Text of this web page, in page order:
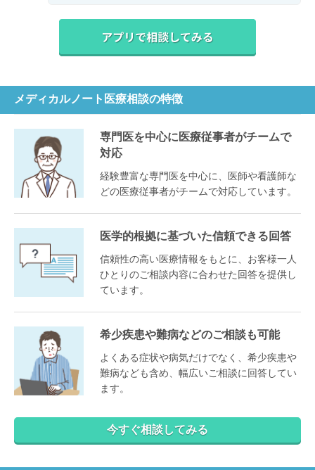
メディカルノート医療相談の特徴
専門医を中心に医療従事者がチームで
対応
経験豊富な専門医を中心に、医師や看護師な
どの医療従事者がチームで対応しています。
医学的根拠に基づいた信頼できる回答
信頼性の高い医療情報をもとに、お客様一人
ひとりのご相談内容に合わせた回答を提供し
ています。
希少疾患や難病などのご相談も可能
よくある症状や病気だけでなく、希少疾患や
難病なども含め、幅広いご相談に回答してい
ます。
今すぐ相談してみる